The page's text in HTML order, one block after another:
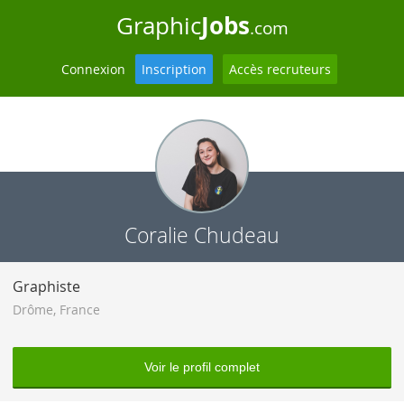
GraphicJobs.com
Connexion Inscription Accès recruteurs
Coralie Chudeau
Graphiste
Drôme, France
Voir le profil complet